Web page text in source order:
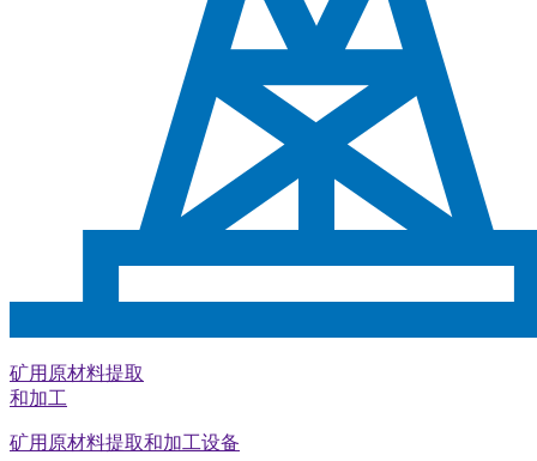
矿用原材料提取
和加工
矿用原材料提取和加工设备